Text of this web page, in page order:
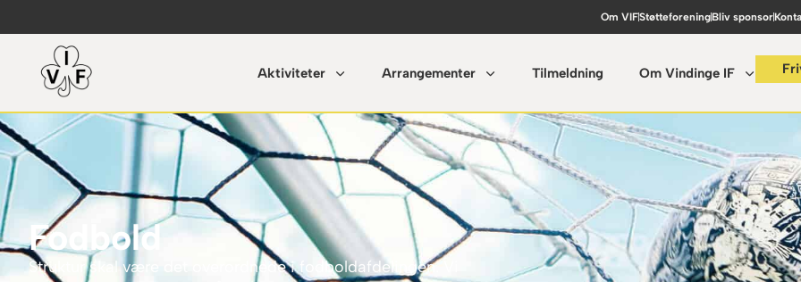
Om VIFStøtteforeningBliv sponsor
Aktiviteter Arrangementer Tilmeldning Om Vindinge IF
Fodbold
Struktur skal være det overordnede i fodboldafdelingen. Vi